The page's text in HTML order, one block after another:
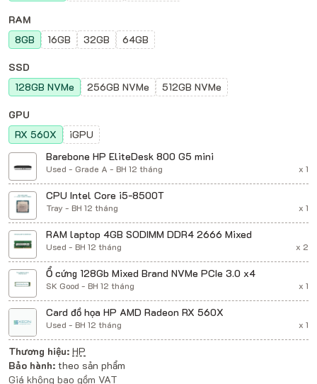
RAM
8GB
16GB 32GB 64GB
SSD
128GB NVMe
256GB NVMe 512GB NVMe
GPU
RX 560X
iGPU
Barebone HP EliteDesk 800 G5 mini
Used - Grade A - BH 12 tháng x 1
CPU Intel Core i5-8500T
Tray - BH 12 tháng x 1
RAM laptop 4GB SODIMM DDR4 2666 Mixed
Used - BH 12 tháng x 2
Ổ cứng 128Gb Mixed Brand NVMe PCIe 3.0 x4
SK Good - BH 12 tháng x 1
Card đồ họa HP AMD Radeon RX 560X
Used - BH 12 tháng x 1
Thương hiệu: HP
Bảo hành: theo sản phẩm
Giá không bao gồm VAT